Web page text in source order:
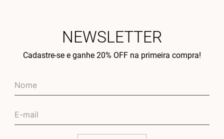
NEWSLETTER
Cadastre-se e ganhe 20% OFF na primeira compra!